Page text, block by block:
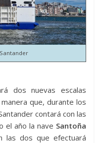
dos nuevas escalas
que, durante los
contará con las
el año la nave Santoña
las dos que efectuará